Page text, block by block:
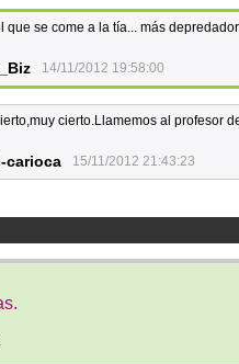
que se come a la tía... más
14/11/2012 19:58:00
cierto.Llamemos al profesor
carioca 15/11/2012 21:43:23